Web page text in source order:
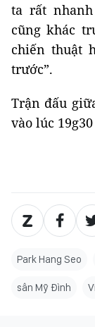
ta rất
cũng khác
chiến thuật
trước”.
Trận đấu
vào lúc
Park Hang Seo
sân Mỹ Đình